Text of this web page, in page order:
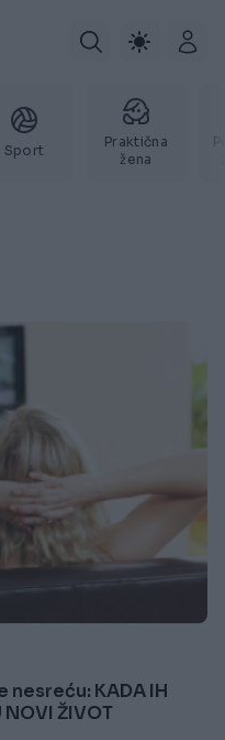
Sport
Praktična
žena
KADA IH
NOVI ŽIVOT